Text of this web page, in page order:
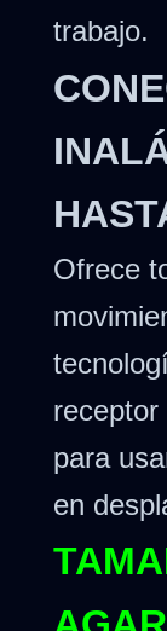
trabajo.
Ofrece
receptor
para
en